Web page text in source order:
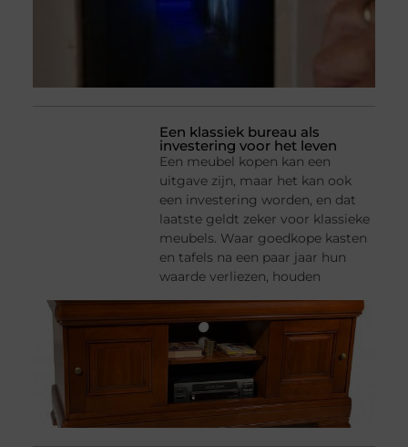
Een klassiek bureau als
investering voor het leven
Een meubel kopen kan een
uitgave zijn, maar het kan ook
een investering worden, en dat
laatste geldt zeker voor klassieke
meubels. Waar goedkope kasten
en tafels na een paar jaar hun
waarde verliezen, houden